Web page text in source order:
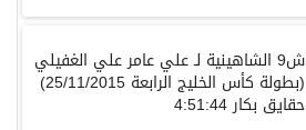
ش9 الشاهينية لـ علي عامر علي الغفيلي
(بطولة كأس الخليج الرابعة 25/11/2015)
حقايق بكار 4:51:44